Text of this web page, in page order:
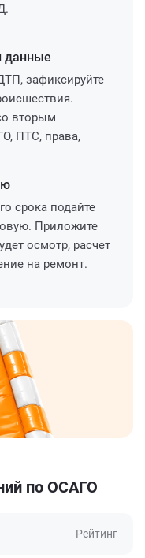
данные
зафиксируйте
вторым
ПТС, права,
срока подайте
Приложите
осмотр, расчет
на ремонт.
по ОСАГО
Рейтинг